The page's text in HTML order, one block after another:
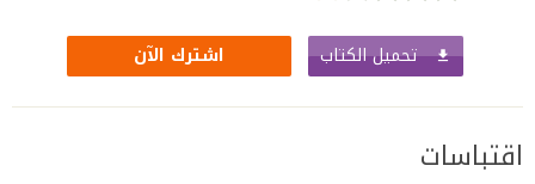
تحميل الكتاب اشترك الآن
اقتباسات